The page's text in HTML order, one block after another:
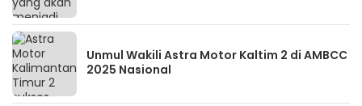
Unmul Wakili Astra Motor Kaltim 2 di AMBCC
2025 Nasional